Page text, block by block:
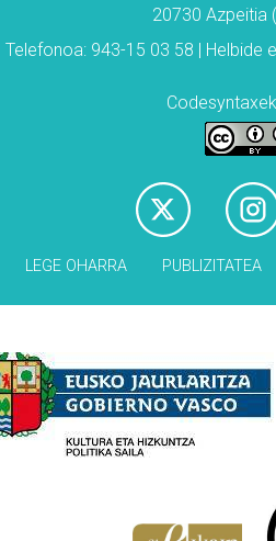
20730 Azpeitia
Telefonoa: 943-15 03 58 | Helbide
LEGE OHARRA PUBLIZITATEA